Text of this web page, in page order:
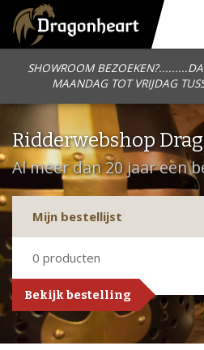
SHOWROOM
MAANDAG TOT VRIJDAG
Ridderwebshop
Al meer dan 20 jaar een
Mijn bestellijst
0 producten
Bekijk bestelling